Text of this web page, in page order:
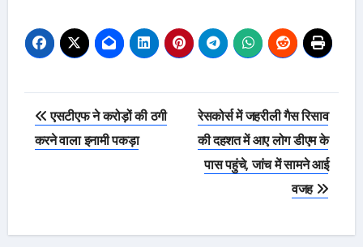
Post
navigation
एसटीएफ ने करोड़ों की ठगी
करने वाला इनामी पकड़ा
रेसकोर्स में जहरीली गैस रिसाव
की दहशत में आए लोग डीएम के
पास पहुंचे, जांच में सामने आई
वजह